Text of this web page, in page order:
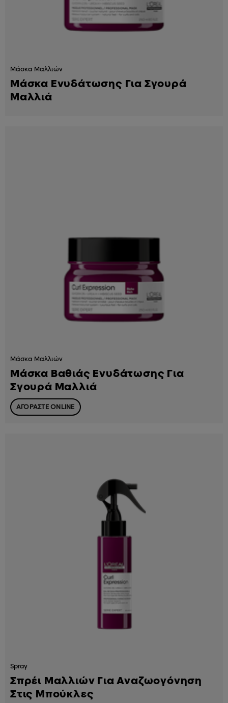
Μάσκα Μαλλιών
Μάσκα Ενυδάτωσης Για Σγουρά
Μαλλιά
Μάσκα Μαλλιών
Μάσκα​ Βαθιάς Ενυδάτωσης Για
Σγουρά Μαλλιά
ΑΓΟΡΑΣΤΕ ONLINE
Spray
Σπρέι Μαλλιών Για Αναζωογόνηση
Στις Μπούκλες